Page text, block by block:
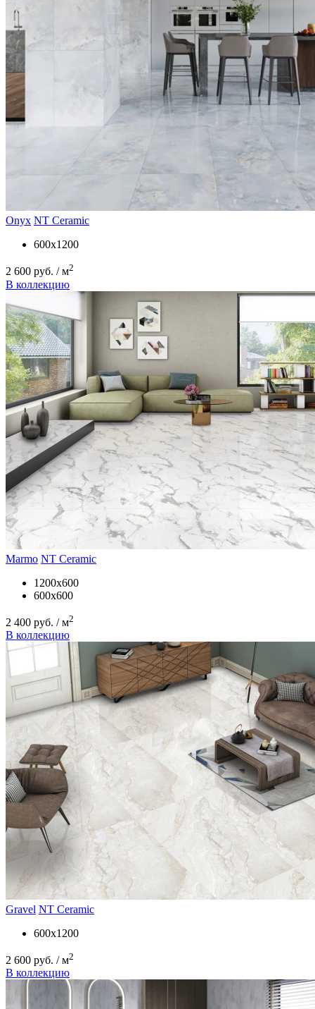
Onyx NT Ceramic
600x1200
2 600 руб. / м2
В коллекцию
Marmo NT Ceramic
1200x600
600x600
2 400 руб. / м2
В коллекцию
Gravel NT Ceramic
600x1200
2 600 руб. / м2
В коллекцию